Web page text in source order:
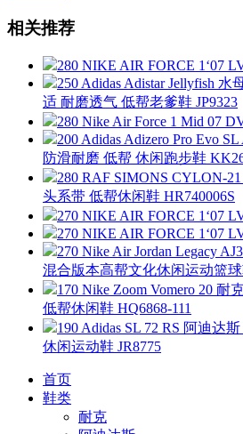
相关推荐
280 NIKE AIR FORCE 1‘07
250 Adidas Adistar Jellyfish
适 耐磨透气 低帮老爹鞋 JP9323
280 Nike Air Force 1 Mid 07
200 Adidas Adizero Pro Evo
防滑耐磨 低帮 休闲跑步鞋
280 RAF SIMONS CYLON-
头系带 低帮休闲鞋 HR740006S
270 NIKE AIR FORCE 1‘07
270 NIKE AIR FORCE 1‘07
270 Nike Air Jordan Legacy
混合版本高帮文化休闲运动篮球
170 Nike Zoom Vomero 20
低帮休闲鞋 HQ6868-111
190 Adidas SL 72 RS 阿迪达
休闲运动鞋 JR8775
首页
鞋类
耐克